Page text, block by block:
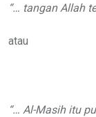
“… tangan Allah
atau
“… Al-Masih itu